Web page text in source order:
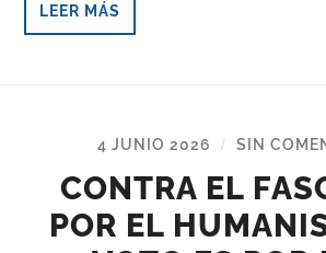
LEER MÁS
4 JUNIO 2026 / SIN
CONTRA EL
POR EL